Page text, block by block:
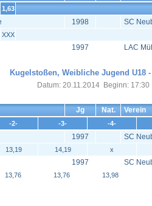
1,63
1998 SC
XXX
1997 LAC
Kugelstoßen, Weibliche Jugend U18
Datum: 20.11.2014 Beginn: 17:30
Jg Nat. Verein
-2- -3- -4-
1997 SC
13,19 14,19 x
1997 SC
13,76 13,76 13,98